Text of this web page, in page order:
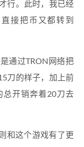
行。此时，我已经
接把币又都转到
通过TRON网络把
刀的样子，加上前
总开销奔着20刀去
和这个游戏有了更